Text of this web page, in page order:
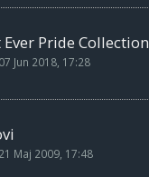
Pride Collection
07 Jun 2018, 17:28
21 Maj 2009, 17:48